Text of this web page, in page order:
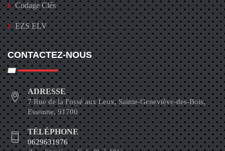
Codage Clés
EZS ELV
CONTACTEZ-NOUS
ADRESSE
7 Rue de la Fossé aux Leux, Sainte-Geneviève-des-Bois,
Essonne, 91700
TÉLÉPHONE
0629631976